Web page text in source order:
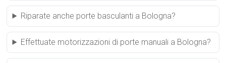
Riparate anche porte basculanti a Bologna?
Effettuate motorizzazioni di porte manuali a Bologna?